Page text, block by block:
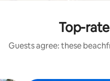
Top-
Guests agree: these